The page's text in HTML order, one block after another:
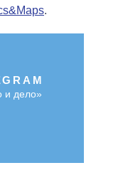
.
и дело»